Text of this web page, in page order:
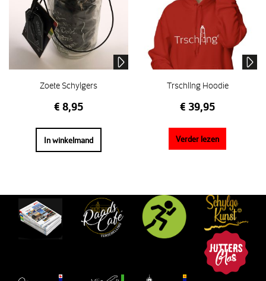
Zoete Schylgers
€ 8,95
In winkelmand
Trschllng Hoodie
€ 39,95
Verder lezen